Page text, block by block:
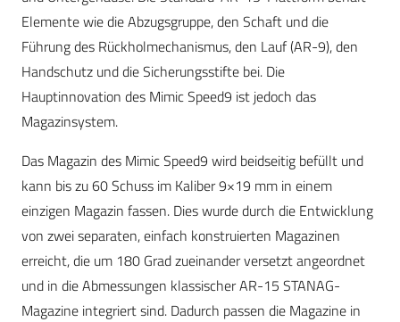
Elemente wie die Abzugsgruppe, den Schaft und die
Führung des Rückholmechanismus, den Lauf (AR-9), den
Handschutz und die Sicherungsstifte bei. Die
Hauptinnovation des Mimic Speed9 ist jedoch das
Magazinsystem.
Das Magazin des Mimic Speed9 wird beidseitig befüllt und
kann bis zu 60 Schuss im Kaliber 9×19 mm in einem
einzigen Magazin fassen. Dies wurde durch die Entwicklung
von zwei separaten, einfach konstruierten Magazinen
erreicht, die um 180 Grad zueinander versetzt angeordnet
und in die Abmessungen klassischer AR-15 STANAG-
Magazine integriert sind. Dadurch passen die Magazine in